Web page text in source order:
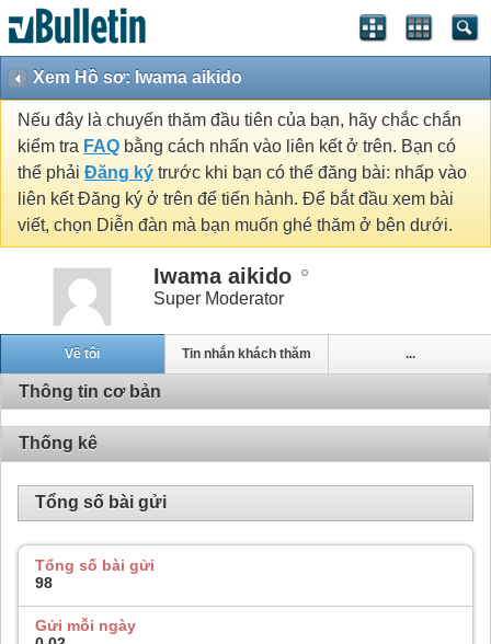
Xem Hồ sơ: Iwama aikido
Nếu đây là chuyến thăm đầu tiên của bạn, hãy chắc chắn
kiểm tra FAQ bằng cách nhấn vào liên kết ở trên. Bạn có
thể phải Đăng ký trước khi bạn có thể đăng bài: nhấp vào
liên kết Đăng ký ở trên để tiến hành. Để bắt đầu xem bài
viết, chọn Diễn đàn mà bạn muốn ghé thăm ở bên dưới.
Iwama aikido
Super Moderator
Về tôi Tin nhắn khách thăm ...
Thông tin cơ bản
Thống kê
Tổng số bài gửi
Tổng số bài gửi
98
Gửi mỗi ngày